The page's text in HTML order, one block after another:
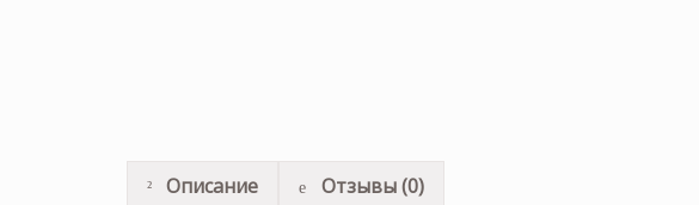
Описание Отзывы (0)